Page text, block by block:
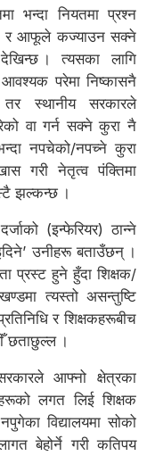
भन्दा नियतमा प्रश्न
र आफूले कज्याउन सक्ने
। त्यसका लागि
परेमा निष्कासनै
स्थानीय सरकारले
वा गर्न सक्ने कुरा नै
नपचेको/नपच्ने कुरा
गरी नेतृत्व पंक्तिमा
झल्कन्छ ।
(इन्फेरियर) ठान्ने
उनीहरू बताउँछन् ।
प्रस्ट हुने हुँदा शिक्षक/
त्यस्तो असन्तुष्टि
र शिक्षकहरूबीच
छताछुल्ल ।
आफ्नो क्षेत्रका
लगत लिई शिक्षक
विद्यालयमा सोको
बेहोर्ने गरी कतिपय